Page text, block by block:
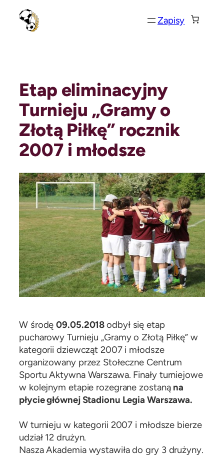
Przejdź
Zapisy
Etap eliminacyjny
Turnieju „Gramy o
Złotą Piłkę” rocznik
2007 i młodsze
W środę09.05.2018odbył się etap
pucharowy Turnieju „Gramy o Złotą Piłkę” w
kategorii dziewcząt 2007 i młodsze
organizowany przez Stołeczne Centrum
Sportu Aktywna Warszawa. Finały turniejowe
w kolejnym etapie rozegrane zostaną na
płycie głównej Stadionu Legia Warszawa.
W turnieju w kategorii 2007 i młodsze bierze
udział 12 drużyn.
Nasza Akademia wystawiła do gry 3 drużyny.